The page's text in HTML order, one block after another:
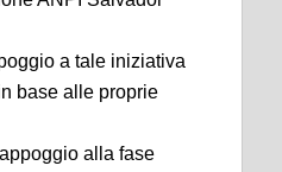
a tale iniziativa
base alle proprie
alla fase